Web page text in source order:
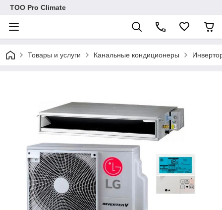
ТОО Pro Climate
Товары и услуги Канальные кондиционеры